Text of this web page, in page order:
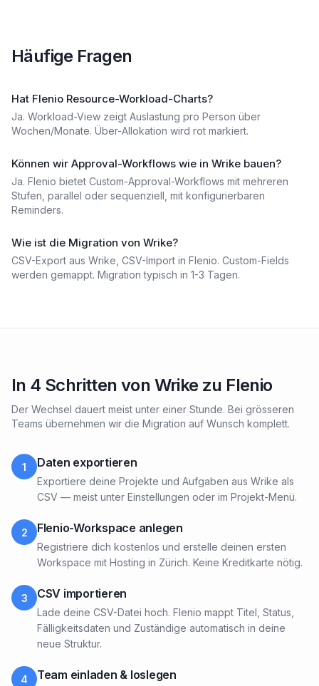
Häufige Fragen
Hat Flenio Resource-Workload-Charts?
Ja. Workload-View zeigt Auslastung pro Person über
Wochen/Monate. Über-Allokation wird rot markiert.
Können wir Approval-Workflows wie in Wrike bauen?
Ja. Flenio bietet Custom-Approval-Workflows mit mehreren
Stufen, parallel oder sequenziell, mit konfigurierbaren
Reminders.
Wie ist die Migration von Wrike?
CSV-Export aus Wrike, CSV-Import in Flenio. Custom-Fields
werden gemappt. Migration typisch in 1-3 Tagen.
In 4 Schritten von Wrike zu Flenio
Der Wechsel dauert meist unter einer Stunde. Bei grösseren
Teams übernehmen wir die Migration auf Wunsch komplett.
1 Daten exportieren
Exportiere deine Projekte und Aufgaben aus Wrike als
CSV — meist unter Einstellungen oder im Projekt-Menü.
2 Flenio-Workspace anlegen
Registriere dich kostenlos und erstelle deinen ersten
Workspace mit Hosting in Zürich. Keine Kreditkarte nötig.
3 CSV importieren
Lade deine CSV-Datei hoch. Flenio mappt Titel, Status,
Fälligkeitsdaten und Zuständige automatisch in deine
neue Struktur.
4 Team einladen & loslegen